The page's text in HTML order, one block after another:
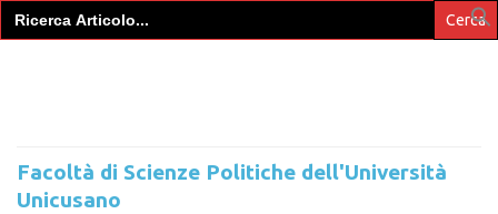
Search
for:
Facoltà di Scienze Politiche dell'Università
Unicusano